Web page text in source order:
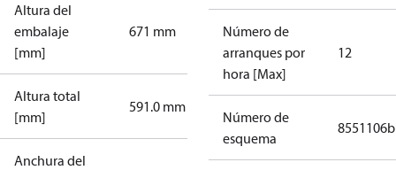
Altura del
embalaje
[mm]
671 mm
Altura total
[mm]
591.0 mm
Anchura del
Número de
arranques por
hora [Max]
12
Número de
esquema
8551106b